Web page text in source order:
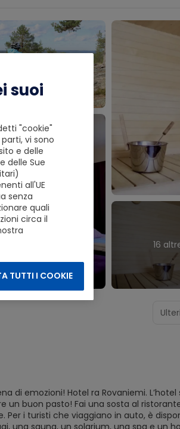
16
di emozioni! Hotel ra Rovaniemi.
un buon pasto! Fai una sosta al
i turisti che viaggiano in auto, è
una sauna, un solarium, una spa e un
suoi
"cookie"
vi sono
e delle
delle Sue
all'UE
senza
quali
circa il
TUTTI I COOKIE